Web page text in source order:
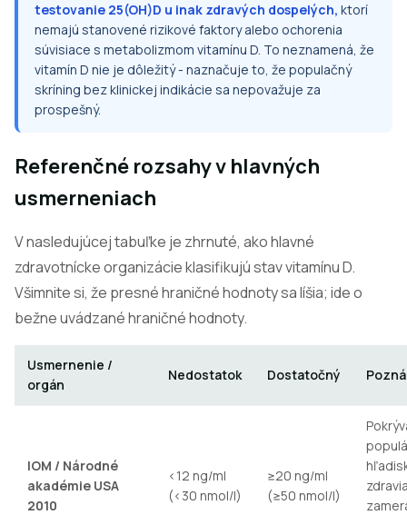
testovanie 25(OH)D u inak zdravých dospelých, ktorí
nemajú stanovené rizikové faktory alebo ochorenia
súvisiace s metabolizmom vitamínu D. To neznamená, že
vitamín D nie je dôležitý - naznačuje to, že populačný
skríning bez klinickej indikácie sa nepovažuje za
prospešný.
Referenčné rozsahy v hlavných
usmerneniach
V nasledujúcej tabuľke je zhrnuté, ako hlavné
zdravotnícke organizácie klasifikujú stav vitamínu D.
Všimnite si, že presné hraničné hodnoty sa líšia; ide o
bežne uvádzané hraničné hodnoty.
Usmernenie /
orgán
Nedostatok Dostatočný
IOM / Národné
akadémie USA
2010
<12 ng/ml
(<30 nmol/l)
≥20 ng/ml
(≥50 nmol/l)